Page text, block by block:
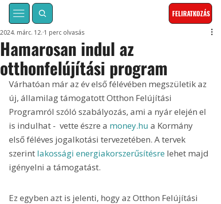
FELIRATKOZÁS
Hamarosan indul az
otthonfelújítási program
2024. márc. 12. 1 perc olvasás
Várhatóan már az év első félévében megszületik az
új, államilag támogatott Otthon Felújítási
Programról szóló szabályozás, ami a nyár elején el
is indulhat -  vette észre a money.hu a Kormány
első féléves jogalkotási tervezetében. A tervek
szerint lakossági energiakorszerűsítésre lehet majd
igényelni a támogatást.
Ez egyben azt is jelenti, hogy az Otthon Felújítási